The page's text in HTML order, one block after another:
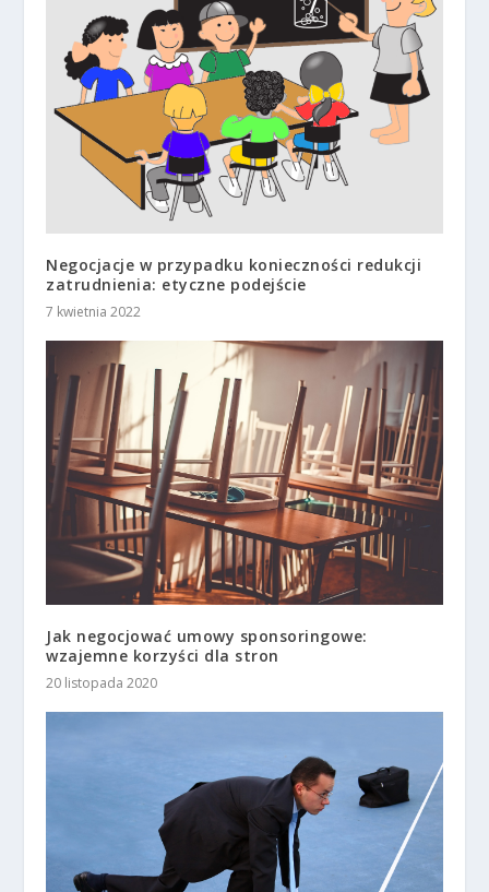
Negocjacje w przypadku konieczności redukcji
zatrudnienia: etyczne podejście
7 kwietnia 2022
Jak negocjować umowy sponsoringowe:
wzajemne korzyści dla stron
20 listopada 2020